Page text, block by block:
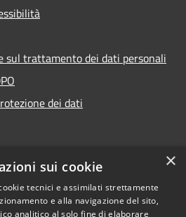
sul trattamento dei dati personali
dei dati
© 2021 - 2026 Comune di
Chiavari -Area Riservata
×
sui cookie
tecnici e assimilati strettamente
e alla navigazione del sito,
analitico al solo fine di elaborare